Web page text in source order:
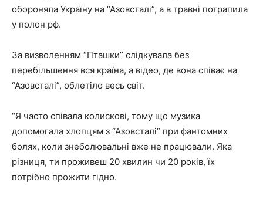
обороняла Україну на “Азовсталі”, а в травні потрапила
у полон рф.
За визволенням “Пташки” слідкувала без
перебільшення вся країна, а відео, де вона співає на
“Азовсталі”, облетіло весь світ.
“Я часто співала колискові, тому що музика
допомогала хлопцям з “Азовсталі” при фантомних
болях, коли знеболювальні вже не працювали. Яка
різниця, ти проживеш 20 хвилин чи 20 років, їх
потрібно прожити гідно.